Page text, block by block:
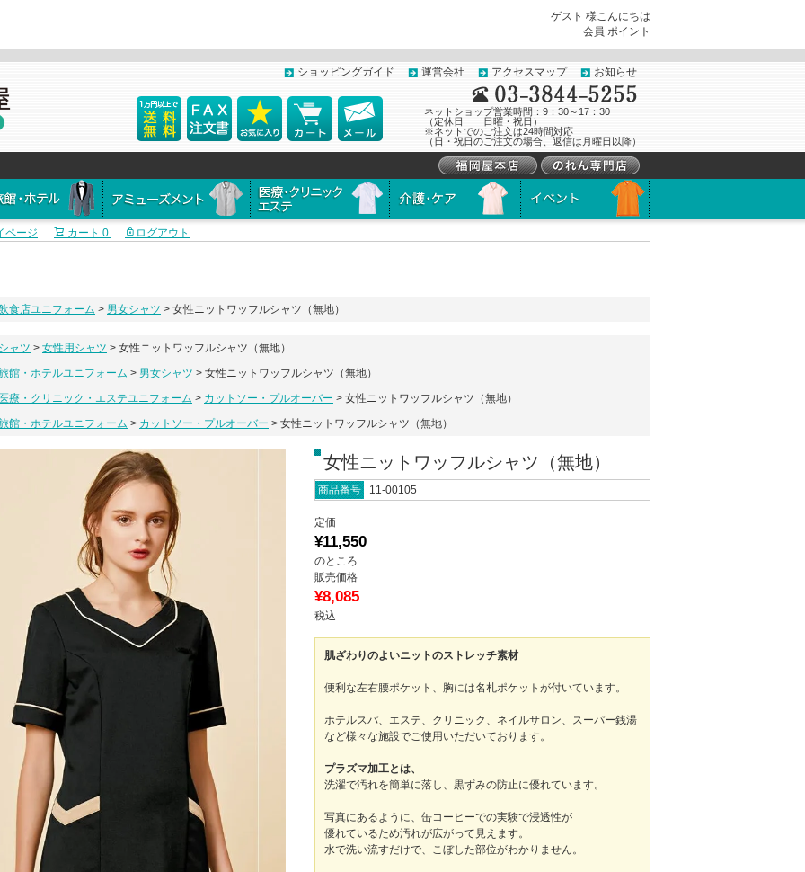
ゲスト 様こんにちは
会員 ポイント
ネットショップ営業時間：9：30～17：30
（定休日 日曜・祝日）
※ネットでのご注文は24時間対応
（日・祝日のご注文の場合、返信は月曜日以降）
ショッピングガイド 運営会社 アクセスマップ お知らせ
ページ カート 0 ログアウト
食店ユニフォーム 男女シャツ 女性ニットワッフルシャツ（無地）
ャツ 女性用シャツ
女性ニットワッフルシャツ（無地）
館・ホテルユニフォーム
男女シャツ
女性ニットワッフルシャツ（無地）
療・クリニック・エステユニフォーム
カットソー・プルオーバー
女性ニットワッフルシャツ（無地）
館・ホテルユニフォーム
カットソー・プルオーバー 女性ニットワッフルシャツ（無地）
女性ニットワッフルシャツ（無地）
商品番号 11-00105
定価
¥11,550
のところ
販売価格
¥8,085
税込
肌ざわりのよいニットのストレッチ素材
便利な左右腰ポケット、胸には名札ポケットが付いています。
ホテルスパ、エステ、クリニック、ネイルサロン、スーパー銭湯
など様々な施設でご使用いただいております。
プラズマ加工とは、
洗濯で汚れを簡単に落し、黒ずみの防止に優れています。
写真にあるように、缶コーヒーでの実験で浸透性が
優れているため汚れが広がって見えます。
水で洗い流すだけで、こぼした部位がわかりません。